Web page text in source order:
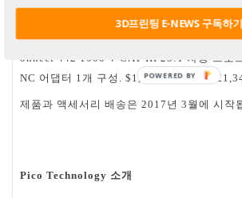
€1,325 / £1,075.
PicoScope 4444 1000 V CAT III키트,
onnect 442 1000 V CAT III 25:1 차동 프로
NC 어댑터 1개 구성 . $1,915 / €1,625 /
제품과 액세서리 배송은 2017 년 3 월에 시작
Pico Technology 소개
3D프린팅 E-NEWS 구독하기